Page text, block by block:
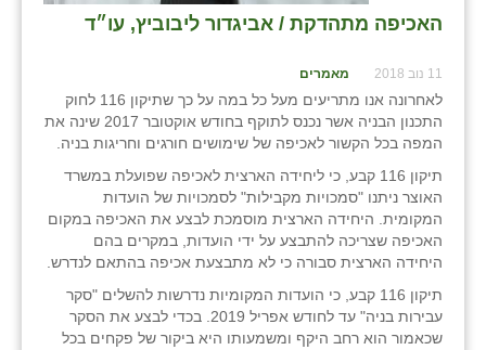
האכיפה מתהדקת / אביגדור ליבוביץ, עו״ד
11 נוב 2018 מאמרים
לאחרונה אנו מתריעים מעל כל במה על כך שתיקון 116 לחוק
התכנון הבניה אשר נכנס לתוקף בחודש אוקטובר 2017 שינה את
המפה בכל הקשור לאכיפה של שימושים חורגים וחריגות בניה.
תיקון 116 קבע, כי ליחידה הארצית לאכיפה שפועלת במשרד
האוצר ניתנו "סמכויות מקבילות" לסמכויות של הועדות
המקומית. היחידה הארצית מוסמכת לבצע את האכיפה במקום
האכיפה שצריכה להתבצע על ידי הועדות, במקרים בהם
היחידה הארצית סבורה כי לא מתבצעת אכיפה בהתאם לנדרש.
תיקון 116 קבע, כי הועדות המקומיות נדרשות להשלים "סקר
עבירות בניה" עד לחודש אפריל 2019. בכדי לבצע את הסקר
שכאמור הוא רחב היקף ומשמעותו היא ביקור של פקחים בכל